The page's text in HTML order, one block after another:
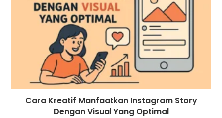
Cara Kreatif Manfaatkan Instagram Story
Dengan Visual Yang Optimal